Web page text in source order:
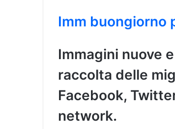
Imm buongiorno
Immagini nuove
raccolta delle
Facebook,
network.